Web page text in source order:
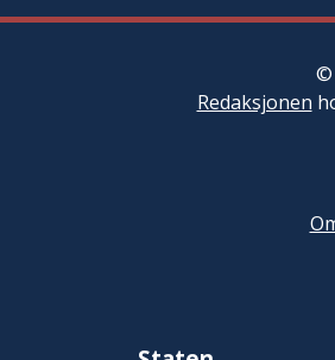
©
Redaksjonen